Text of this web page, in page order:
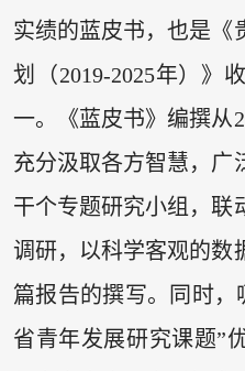
实绩的蓝皮书，也是《
划（2019-2025年）》
一。《蓝皮书》编撰从
充分汲取各方智慧，广
干个专题研究小组，联
调研，以科学客观的数
篇报告的撰写。同时，
省青年发展研究课题”